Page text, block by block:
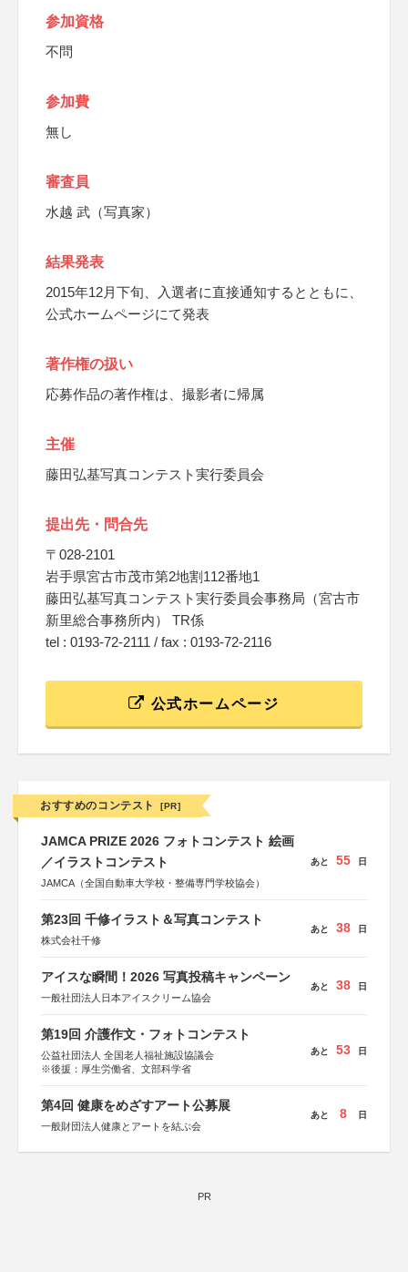
参加資格
不問
参加費
無し
審査員
水越 武（写真家）
結果発表
2015年12月下旬、入選者に直接通知するとともに、
公式ホームページにて発表
著作権の扱い
応募作品の著作権は、撮影者に帰属
主催
藤田弘基写真コンテスト実行委員会
提出先・問合先
〒028-2101
岩手県宮古市茂市第2地割112番地1
藤田弘基写真コンテスト実行委員会事務局（宮古市
新里総合事務所内） TR係
tel : 0193-72-2111 / fax : 0193-72-2116
公式ホームページ
おすすめのコンテスト [PR]
JAMCA PRIZE 2026 フォトコンテスト 絵画
／イラストコンテスト
JAMCA（全国自動車大学校・整備専門学校協会）
あと 55 日
第23回 千修イラスト＆写真コンテスト
株式会社千修
あと 38 日
アイスな瞬間！2026 写真投稿キャンペーン
一般社団法人日本アイスクリーム協会
あと 38 日
第19回 介護作文・フォトコンテスト
公益社団法人 全国老人福祉施設協議会
※後援：厚生労働省、文部科学省
あと 53 日
第4回 健康をめざすアート公募展
一般財団法人健康とアートを結ぶ会
あと 8 日
PR